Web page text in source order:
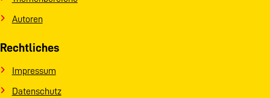
Autoren
Rechtliches
Impressum
Datenschutz